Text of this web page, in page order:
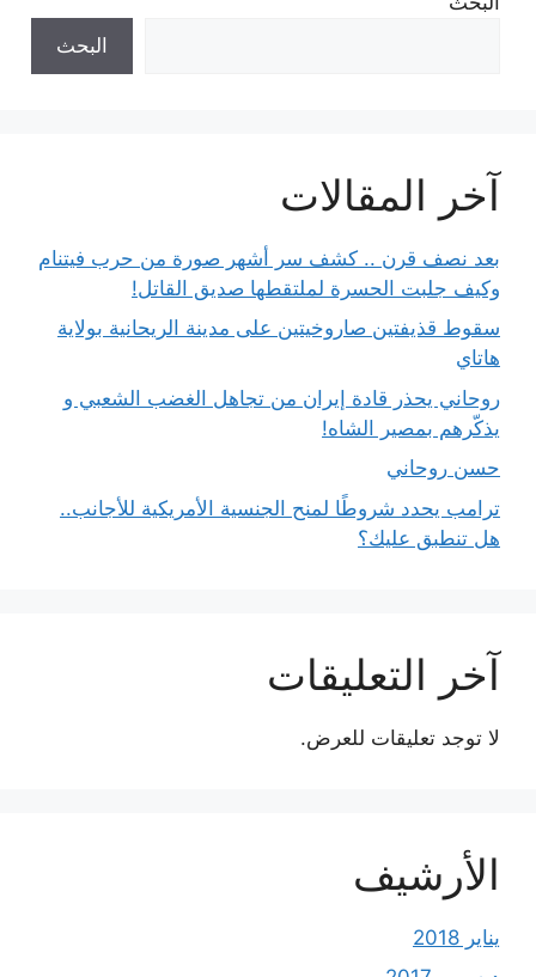
البحث
آخر المقالات
بعد نصف قرن .. كشف سر أشهر صورة من حرب فيتنام
وكيف جلبت الحسرة لملتقطها صديق القاتل!
سقوط قذيفتين صاروخيتين على مدينة الريحانية بولاية
هاتاي
روحاني يحذر قادة إيران من تجاهل الغضب الشعبي و
يذكّرهم بمصير الشاه!
حسن روحاني
ترامب يحدد شروطًا لمنح الجنسية الأمريكية للأجانب..
هل تنطبق عليك؟
آخر التعليقات
لا توجد تعليقات للعرض.
الأرشيف
يناير 2018